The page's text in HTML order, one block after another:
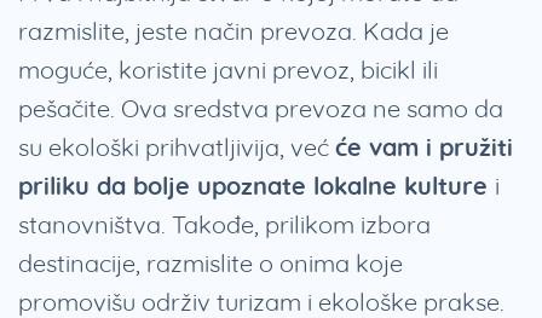
razmislite, jeste način prevoza. Kada je
moguće, koristite javni prevoz, bicikl ili
pešačite. Ova sredstva prevoza ne samo da
su ekološki prihvatljivija, već će vam i pružiti
priliku da bolje upoznate lokalne kulture i
stanovništva. Takođe, prilikom izbora
destinacije, razmislite o onima koje
promovišu održiv turizam i ekološke prakse.